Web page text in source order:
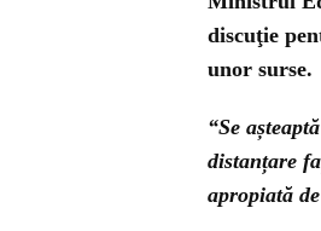
discuţie
unor surse.
“Se
distanțare
apropiată